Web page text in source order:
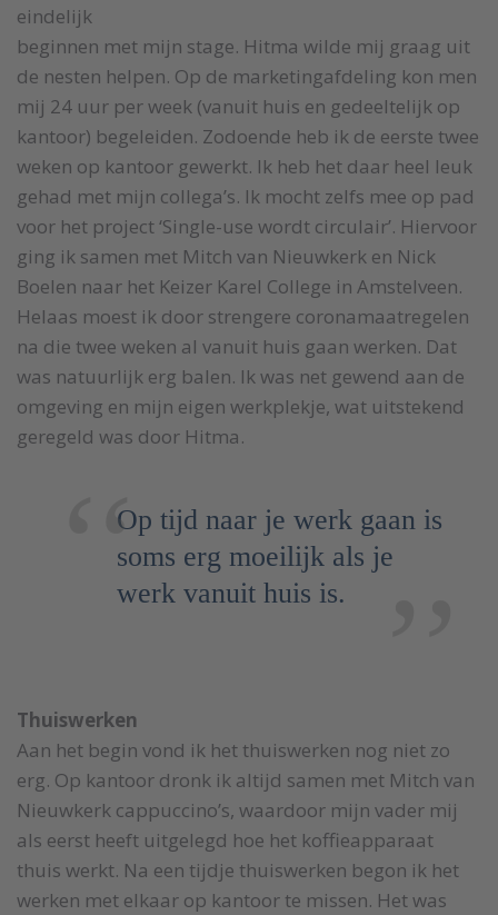
eindelijk
beginnen met mijn stage. Hitma wilde mij graag uit
de nesten helpen. Op de marketingafdeling kon men
mij 24 uur per week (vanuit huis en gedeeltelijk op
kantoor) begeleiden. Zodoende heb ik de eerste twee
weken op kantoor gewerkt. Ik heb het daar heel leuk
gehad met mijn collega’s. Ik mocht zelfs mee op pad
voor het project ‘Single-use wordt circulair’. Hiervoor
ging ik samen met Mitch van Nieuwkerk en Nick
Boelen naar het Keizer Karel College in Amstelveen.
Helaas moest ik door strengere coronamaatregelen
na die twee weken al vanuit huis gaan werken. Dat
was natuurlijk erg balen. Ik was net gewend aan de
omgeving en mijn eigen werkplekje, wat uitstekend
geregeld was door Hitma.
Op tijd naar je werk gaan is
soms erg moeilijk als je
werk vanuit huis is.
Thuiswerken
Aan het begin vond ik het thuiswerken nog niet zo
erg. Op kantoor dronk ik altijd samen met Mitch van
Nieuwkerk cappuccino’s, waardoor mijn vader mij
als eerst heeft uitgelegd hoe het koffieapparaat
thuis werkt. Na een tijdje thuiswerken begon ik het
werken met elkaar op kantoor te missen. Het was